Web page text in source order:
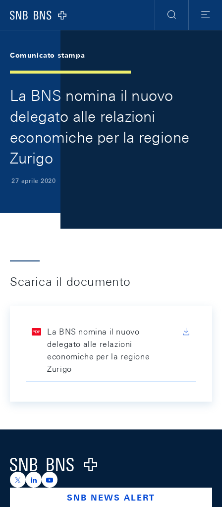
Logo
Ricerca
Menu
Comunicato stampa
La BNS nomina il nuovo
delegato alle relazioni
economiche per la regione
Zurigo
27 aprile 2020
Scarica il documento
La BNS nomina il nuovo
delegato alle relazioni
economiche per la regione
Zurigo
Logo
https://x.com/snb_bns
https://ch.linkedin.com/company/swiss-national-
https://www.youtube.com/@swissnationalbank
SNB NEWS ALERT